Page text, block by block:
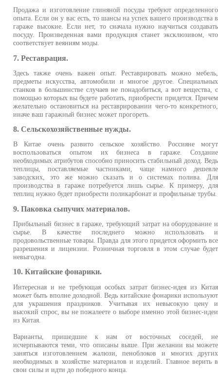
Продажа и изготовление глиняной посуды требуют определенного
опыта. Если он у вас есть, то шансы на успех вашего производства в
гараже высокие. Если нет, то сначала нужно научиться создавать
посуду. Произведенная вами продукция станет эксклюзивом, что
соответствует веяниям моды.
7. Реставрация.
Здесь также очень важен опыт. Реставрировать можно мебель,
предметы искусства, автомобили и многое другое. Специальных
станков в большинстве случаев не понадобиться, а вот вещества, с
помощью которых вы будете работать, приобрести придется. Причем
желательно остановиться на реставрировании чего-то конкретного,
иначе ваш гаражный бизнес может прогореть.
8. Сельскохозяйственные нужды.
В Китае очень развито сельское хозяйство. Россияне могут
воспользоваться опытом их бизнеса в гараже. Создание
необходимых атрибутов способно приносить стабильный доход. Ведь
теплицы, поставляемые частниками, чаще намного дешевле
заводских, это же можно сказать и о системах полива. Для
производства в гараже потребуется лишь сырье. К примеру, для
теплиц нужно будет приобрести поликарбонат и профильные трубы.
9. Паковка сыпучих материалов.
Прибыльный бизнес в гараже, требующий затрат на оборудование и
сырье. В качестве последнего можно использовать и
продовольственные товары. Правда для этого придется оформить все
разрешения и лицензии. Розничная торговля в этом случае будет
невыгодна.
10. Китайские фонарики.
Интересная и не требующая особых затрат бизнес-идея из Китая
может быть вполне доходной. Ведь китайские фонарики используют
для украшения праздников. Учитывая их невысокую цену и
высокий спрос, вы не пожалеете о выборе именно этой бизнес-идеи
из Китая.
Варианты, пришедшие к нам от восточных соседей, не
исчерпываются теми, что описаны выше. При желании вы можете
заняться изготовлением жалюзи, пеноблоков и многих других
необходимых в хозяйстве материалов и изделий. Главное верить в
свои силы и идти до победного конца.